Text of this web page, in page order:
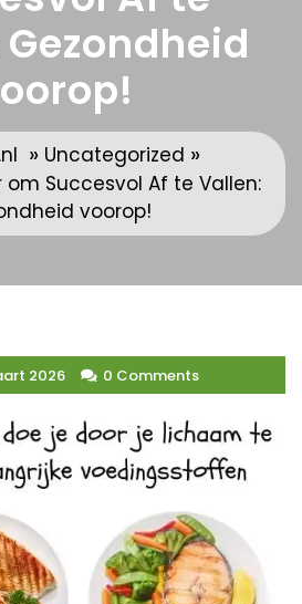
» Uncategorized »
om Succesvol Af te Vallen:
voorop!
2026 0 Comments